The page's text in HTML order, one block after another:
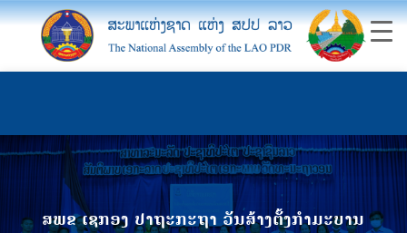
ສພຂ ເຊກອງ ປາຖະກະຖາ ວັນສ້າງຕັ້ງກຳມະບານ